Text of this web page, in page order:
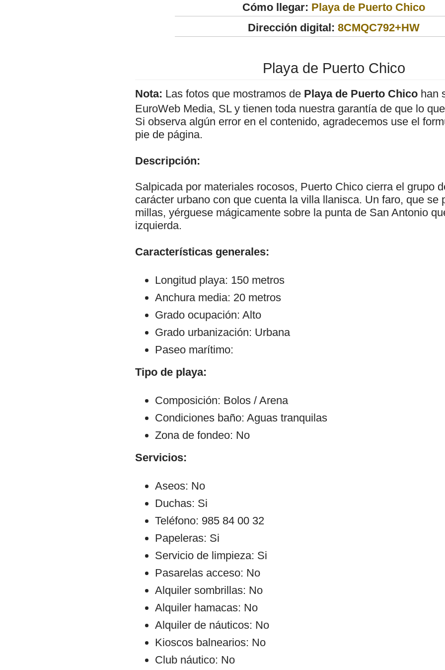
Cómo llegar: Playa de Puerto Chico
Dirección digital: 8CMQC792+HW
Playa de Puerto Chico
Nota: Las fotos que mostramos de Playa de Puerto Chico han
EuroWeb Media, SL y tienen toda nuestra garantía de que lo
Si observa algún error en el contenido, agradecemos use el
pie de página.
Descripción:
Salpicada por materiales rocosos, Puerto Chico cierra el grupo
carácter urbano con que cuenta la villa llanisca. Un faro, que se
millas, yérguese mágicamente sobre la punta de San Antonio
izquierda.
Características generales:
Longitud playa: 150 metros
Anchura media: 20 metros
Grado ocupación: Alto
Grado urbanización: Urbana
Paseo marítimo:
Tipo de playa:
Composición: Bolos / Arena
Condiciones baño: Aguas tranquilas
Zona de fondeo: No
Servicios:
Aseos: No
Duchas: Si
Teléfono: 985 84 00 32
Papeleras: Si
Servicio de limpieza: Si
Pasarelas acceso: No
Alquiler sombrillas: No
Alquiler hamacas: No
Alquiler de náuticos: No
Kioscos balnearios: No
Club náutico: No